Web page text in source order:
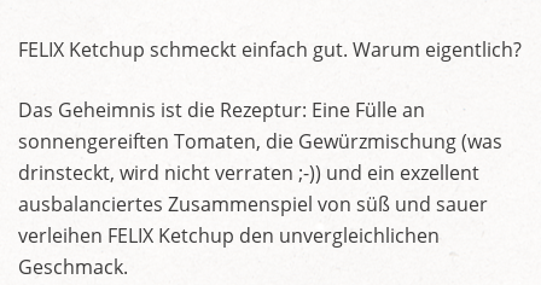
FELIX Ketchup schmeckt einfach gut. Warum eigentlich?
Das Geheimnis ist die Rezeptur: Eine Fülle an
sonnengereiften Tomaten, die Gewürzmischung (was
drinsteckt, wird nicht verraten ;-)) und ein exzellent
ausbalanciertes Zusammenspiel von süß und sauer
verleihen FELIX Ketchup den unvergleichlichen
Geschmack.